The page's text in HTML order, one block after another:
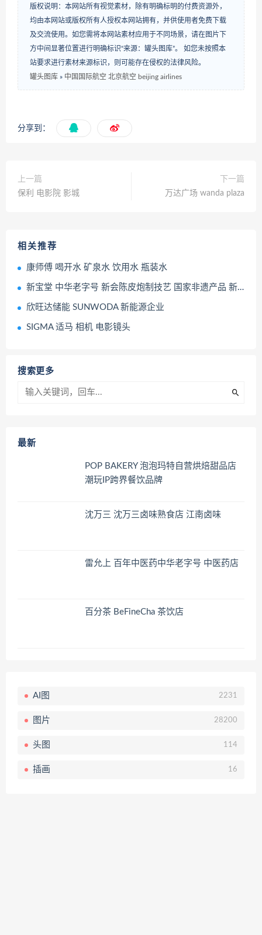
版权说明：本网站所有视觉素材，除有明确标明的付费资源外，
均由本网站或版权所有人授权本网站拥有，并供使用者免费下载
及交流使用。如您需将本网站素材应用于不同场景，请在图片下
方中间显著位置进行明确标识“来源：罐头图库”。 如您未按照本
站要求进行素材来源标识，则可能存在侵权的法律风险。
罐头图库 » 中国国际航空 北京航空 beijing airlines
分享到：
上一篇
保利 电影院 影城
下一篇
万达广场 wanda plaza
相关推荐
康师傅 喝开水 矿泉水 饮用水 瓶装水
新宝堂 中华老字号 新会陈皮炮制技艺 国家非遗产品 新会特产零售店
欣旺达储能 SUNWODA 新能源企业
SIGMA 适马 相机 电影镜头
搜索更多
最新
POP BAKERY 泡泡玛特自营烘焙甜品店
潮玩IP跨界餐饮品牌
沈万三 沈万三卤味熟食店 江南卤味
雷允上 百年中医药中华老字号 中医药店
百分茶 BeFineCha 茶饮店
AI图 2231
图片 28200
头图 114
插画 16